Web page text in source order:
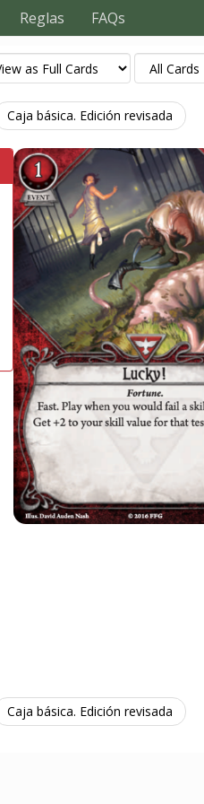
Reglas FAQs
Caja básica. Edición revisada
Caja básica. Edición revisada